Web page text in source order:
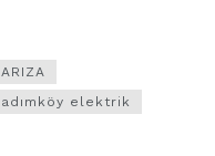
elektrik